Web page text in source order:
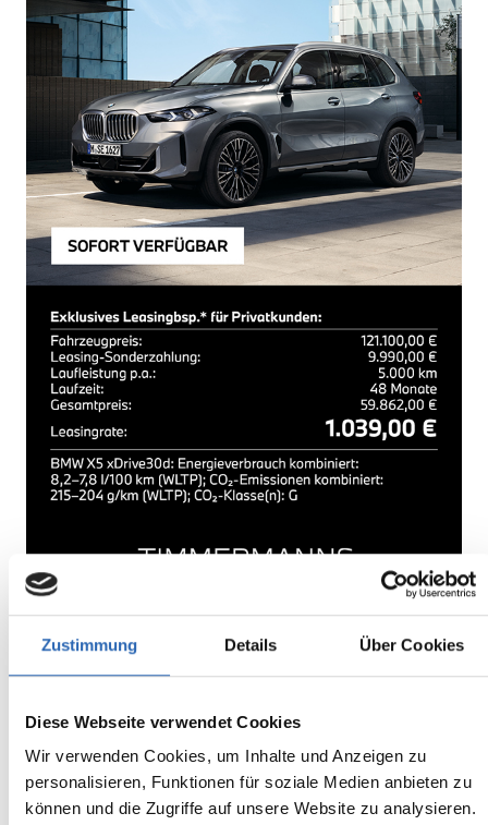
Zustimmung Details Über Cookies
Diese Webseite verwendet Cookies
Wir verwenden Cookies, um Inhalte und Anzeigen zu
personalisieren, Funktionen für soziale Medien anbieten zu
können und die Zugriffe auf unsere Website zu analysieren.
WEITERE ANGEBOTE